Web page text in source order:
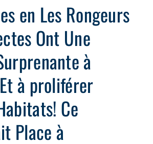
en Les Rongeurs
Ont Une
à
à proliférer
Ce
Place à